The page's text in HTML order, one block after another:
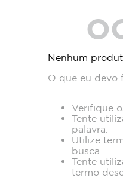
Nenhum
O que eu devo
Verifique
Tente
palavra.
Utilize
busca.
Tente
termo